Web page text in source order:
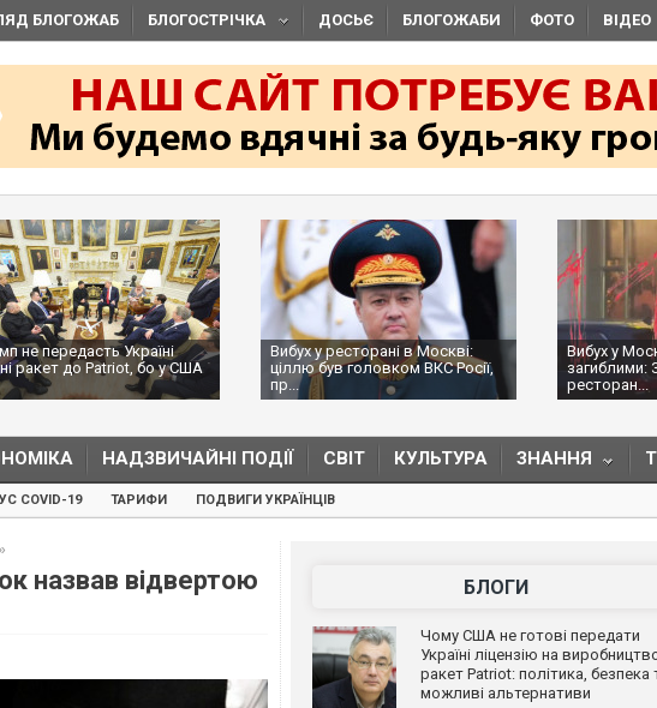
БЛОГОЖАБ БЛОГОСТРІЧКА ДОСЬЄ БЛОГОЖАБИ ФОТО ВІДЕО
не передасть Україні
ракет до Patriot, бо у США
Вибух у ресторані в Москві:
ціллю був головком ВКС Росії,
пр...
Вибух у
загиблими:
ресторан...
НАДЗВИЧАЙНІ ПОДІЇ СВІТ КУЛЬТУРА ЗНАННЯ
COVID-19 ТАРИФИ ПОДВИГИ УКРАЇНЦІВ
назвав відвертою
БЛОГИ
Чому США не готові передати
Україні ліцензію на
ракет Patriot: політика, безпека
можливі альтернативи